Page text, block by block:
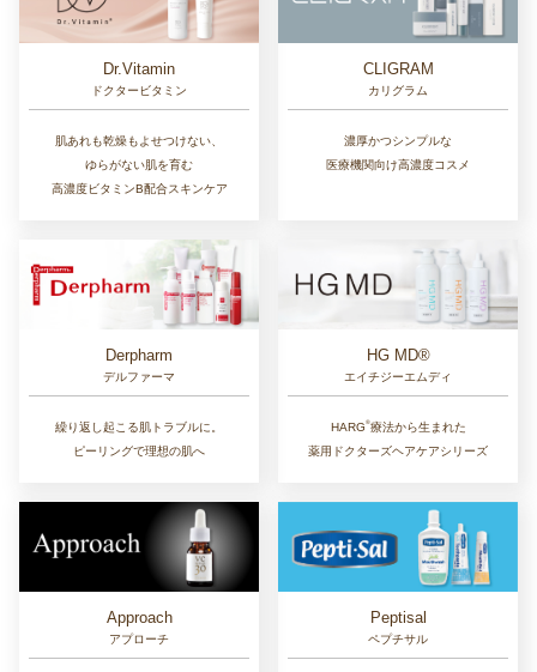
Dr.Vitamin
ドクタービタミン
肌あれも乾燥もよせつけない、
ゆらがない肌を育む
高濃度ビタミンB配合スキンケア
CLIGRAM
カリグラム
濃厚かつシンプルな
医療機関向け高濃度コスメ
Derpharm
デルファーマ
繰り返し起こる肌トラブルに。
ピーリングで理想の肌へ
HG MD®
エイチジーエムディ
HARG®︎療法から生まれた
薬用ドクターズヘアケアシリーズ
Approach
アプローチ
Peptisal
ペプチサル